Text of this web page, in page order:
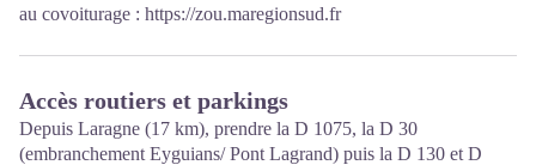
au covoiturage : https://zou.maregionsud.fr
Accès routiers et parkings
Depuis Laragne (17 km), prendre la D 1075, la D 30
(embranchement Eyguians/ Pont Lagrand) puis la D 130 et D